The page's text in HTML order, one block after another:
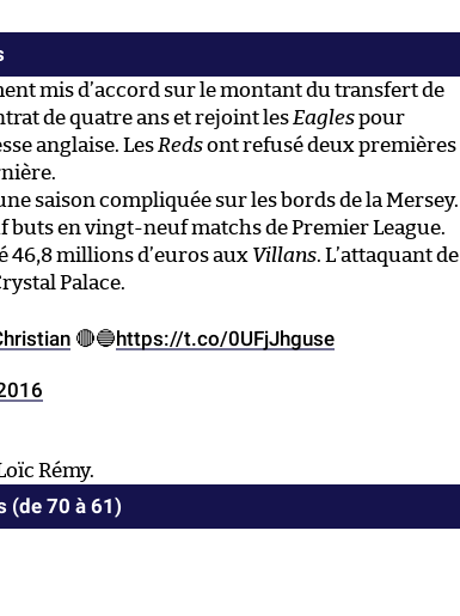
mis d’accord sur le montant du transfert de
de quatre ans et rejoint les Eaglespour
anglaise. Les Redsont refusé deux premières
saison compliquée sur les bords de la Mersey.
buts en vingt-neuf matchs de Premier League.
millions d’euros aux Villans. L’attaquant de
Palace.
🔴🔵https://t.co/0UFjJhguse
Rémy.
(de 70 à 61)